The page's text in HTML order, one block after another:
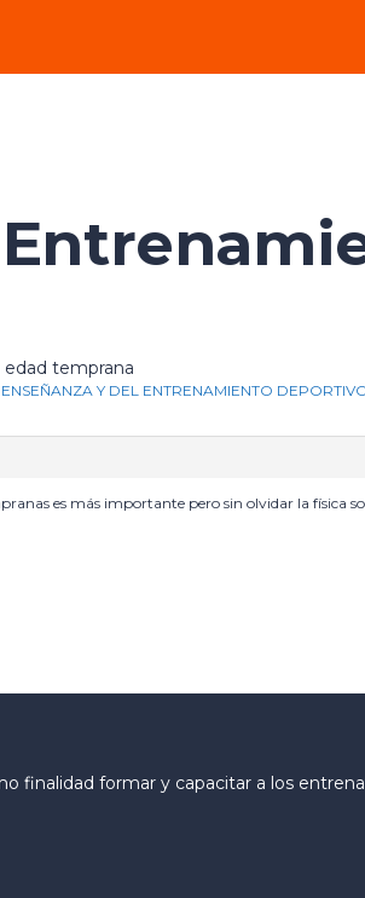
temprana
Y DEL ENTRENAMIENTO
es más importante pero sin olvidar la física
finalidad formar y capacitar a los